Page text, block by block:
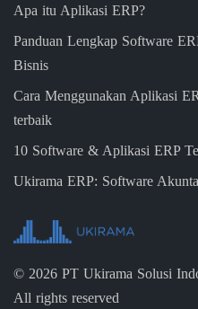
Apa itu Aplikasi ERP?
Panduan Lengkap Software
Bisnis
Cara Menggunakan Aplikasi
terbaik
10 Software & Aplikasi ERP
Ukirama ERP: Software
© 2026 PT Ukirama Solusi
All rights reserved